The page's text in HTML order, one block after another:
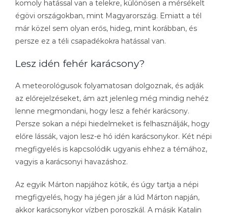
komoly hatással van a telekre, különösen a mérsékelt
égövi országokban, mint Magyarország. Emiatt a tél
már közel sem olyan erős, hideg, mint korábban, és
persze ez a téli csapadékokra hatással van.
Lesz idén fehér karácsony?
A meteorológusok folyamatosan dolgoznak, és adják
az előrejelzéseket, ám azt jelenleg még mindig nehéz
lenne megmondani, hogy lesz a fehér karácsony.
Persze sokan a népi hiedelmeket is felhasználják, hogy
előre lássák, vajon lesz-e hó idén karácsonykor. Két népi
megfigyelés is kapcsolódik ugyanis ehhez a témához,
vagyis a karácsonyi havazáshoz.
Az egyik Márton napjához kötik, és úgy tartja a népi
megfigyelés, hogy ha jégen jár a lúd Márton napján,
akkor karácsonykor vízben poroszkál. A másik Katalin